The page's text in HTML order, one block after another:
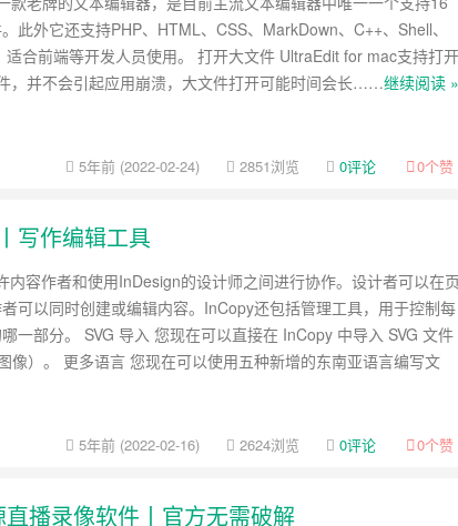
此外它还支持PHP、HTML、CSS、MarkDown、C++、Shell、
适合前端等开发人员使用。 打开大文件 UltraEdit for mac支持打开
，并不会引起应用崩溃，大文件打开可能时间会长……继续阅读 »
5年前 (2022-02-24) 2851浏览 0评论 0个赞
写作编辑工具
内容作者和使用InDesign的设计师之间进行协作。设计者可以在
可以同时创建或编辑内容。InCopy还包括管理工具，用于控制每
一部分。 SVG 导入 您现在可以直接在 InCopy 中导入 SVG 文件
像）。 更多语言 您现在可以使用五种新增的东南亚语言编写文
5年前 (2022-02-16) 2624浏览 0评论 0个赞
播录像软件丨官方无需破解